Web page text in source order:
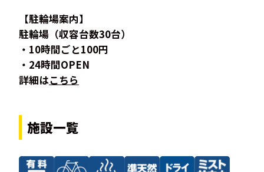
【駐輪場案内】
駐輪場（収容台数30台）
・10時間ごと100円
・24時間OPEN
詳細はこちら
施設一覧